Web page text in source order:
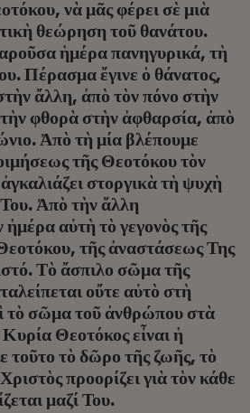
νὰ μᾶς φέρει σὲ μιὰ
θεώρηση τοῦ θανάτου.
ἡμέρα πανηγυρικά, τὴ
Πέρασμα ἔγινε ὁ θάνατος,
ἄλλη, ἀπὸ τὸν πόνο στὴν
φθορὰ στὴν ἀφθαρσία, ἀπὸ
Ἀπὸ τὴ μία βλέπουμε
τῆς Θεοτόκου τὸν
στοργικὰ τὴ ψυχὴ
Ἀπὸ τὴν ἄλλη
αὐτὴ τὸ γεγονὸς τῆς
τῆς ἀναστάσεως Της
Τὸ ἄσπιλο σῶμα τῆς
οὔτε αὐτὸ στὴ
σῶμα τοῦ ἀνθρώπου στὰ
Θεοτόκος εἶναι ἡ
τοῦτο τὸ δῶρο τῆς ζωῆς, τὸ
προορίζει γιὰ τὸν κάθε
μαζί Του.